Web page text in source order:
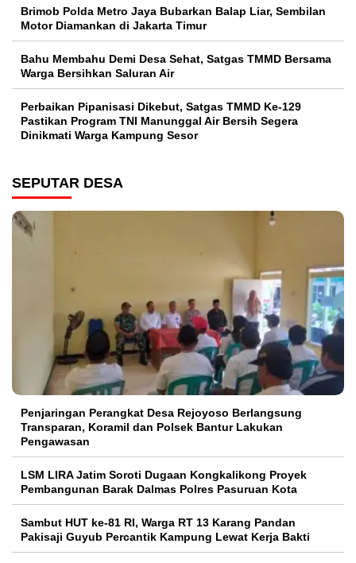
Brimob Polda Metro Jaya Bubarkan Balap Liar, Sembilan
Motor Diamankan di Jakarta Timur
Bahu Membahu Demi Desa Sehat, Satgas TMMD Bersama
Warga Bersihkan Saluran Air
Perbaikan Pipanisasi Dikebut, Satgas TMMD Ke-129
Pastikan Program TNI Manunggal Air Bersih Segera
Dinikmati Warga Kampung Sesor
SEPUTAR DESA
Penjaringan Perangkat Desa Rejoyoso Berlangsung
Transparan, Koramil dan Polsek Bantur Lakukan
Pengawasan
LSM LIRA Jatim Soroti Dugaan Kongkalikong Proyek
Pembangunan Barak Dalmas Polres Pasuruan Kota
Sambut HUT ke-81 RI, Warga RT 13 Karang Pandan
Pakisaji Guyub Percantik Kampung Lewat Kerja Bakti